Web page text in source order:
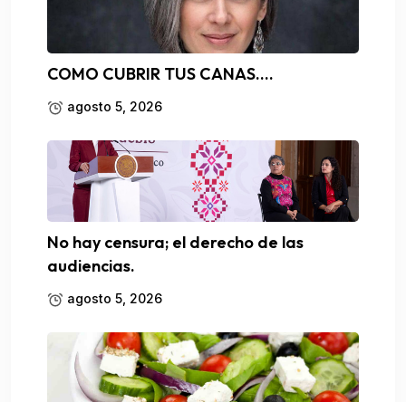
COMO CUBRIR TUS CANAS….
agosto 5, 2026
No hay censura; el derecho de las
audiencias.
agosto 5, 2026